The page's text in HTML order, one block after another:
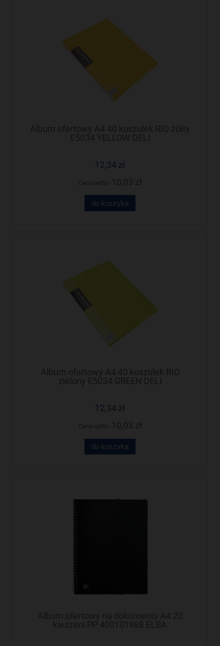
Album ofertowy A4 40 koszulek RIO żółty
E5034 YELLOW DELI
12,34 zł
do koszyka
Album ofertowy A4 40 koszulek RIO
zielony E5034 GREEN DELI
12,34 zł
do koszyka
Album ofertowy na dokumenty A4 20
kieszeni PP 400101988 ELBA